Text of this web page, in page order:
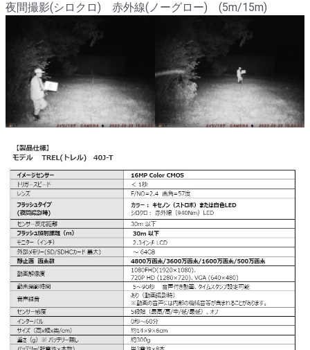
夜間撮影(シロクロ) 赤外線(ノーグロー) (5m/15m)